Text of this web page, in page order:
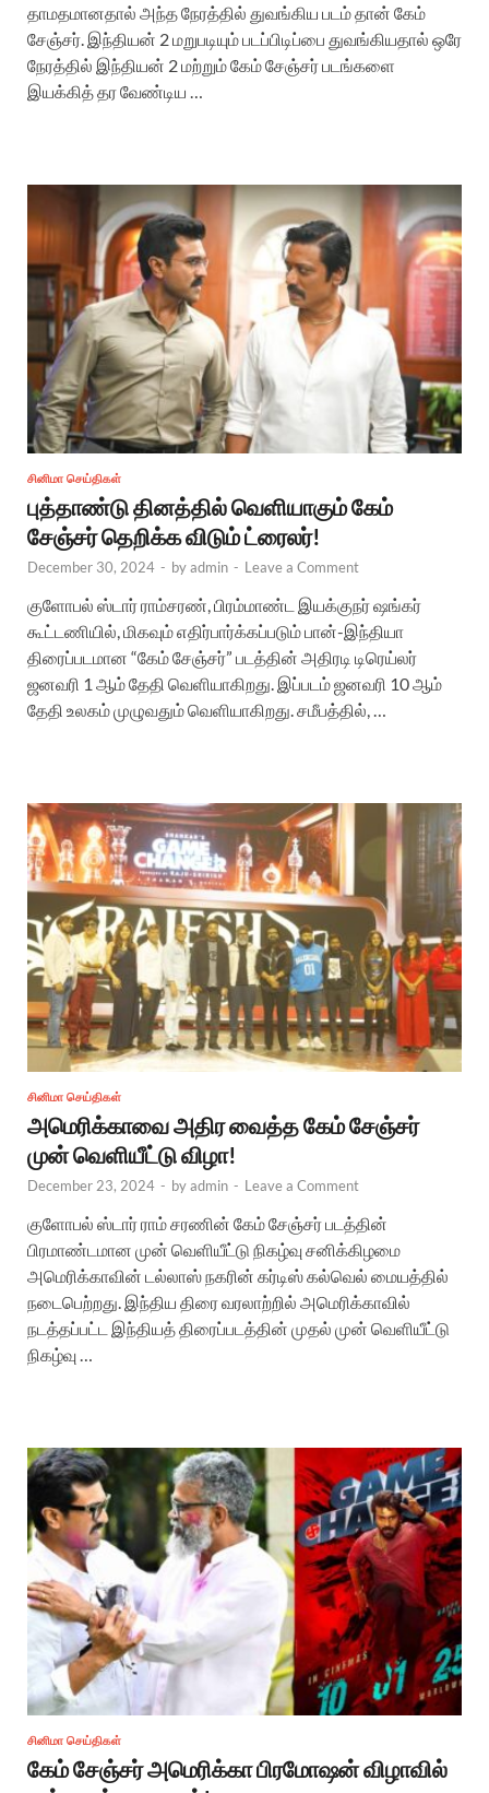
தாமதமானதால் அந்த நேரத்தில் துவங்கிய படம் தான் கேம்
சேஞ்சர். இந்தியன் 2 மறுபடியும் படப்பிடிப்பை துவங்கியதால் ஒரே
நேரத்தில் இந்தியன் 2 மற்றும் கேம் சேஞ்சர் படங்களை
இயக்கித் தர வேண்டிய …
சினிமா செய்திகள்
புத்தாண்டு தினத்தில் வெளியாகும் கேம்
சேஞ்சர் தெறிக்க விடும் ட்ரைலர்!
December 30, 2024 - byadmin - Leave a Comment
குளோபல் ஸ்டார் ராம்சரண், பிரம்மாண்ட இயக்குநர் ஷங்கர்
கூட்டணியில், மிகவும் எதிர்பார்க்கப்படும் பான்-இந்தியா
திரைப்படமான “கேம் சேஞ்சர்” படத்தின் அதிரடி டிரெய்லர்
ஜனவரி 1 ஆம் தேதி வெளியாகிறது. இப்படம் ஜனவரி 10 ஆம்
தேதி உலகம் முழுவதும் வெளியாகிறது. சமீபத்தில், …
சினிமா செய்திகள்
அமெரிக்காவை அதிர வைத்த கேம் சேஞ்சர்
முன் வெளியீட்டு விழா!
December 23, 2024 - byadmin - Leave a Comment
குளோபல் ஸ்டார் ராம் சரணின் கேம் சேஞ்சர் படத்தின்
பிரமாண்டமான முன் வெளியீட்டு நிகழ்வு சனிக்கிழமை
அமெரிக்காவின் டல்லாஸ் நகரின் கர்டிஸ் கல்வெல் மையத்தில்
நடைபெற்றது. இந்திய திரை வரலாற்றில் அமெரிக்காவில்
நடத்தப்பட்ட இந்தியத் திரைப்படத்தின் முதல் முன் வெளியீட்டு
நிகழ்வு …
சினிமா செய்திகள்
கேம் சேஞ்சர் அமெரிக்கா பிரமோஷன் விழாவில்